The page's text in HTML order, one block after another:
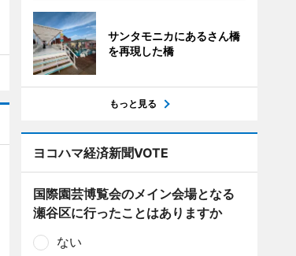
サンタモニカにあるさん橋
を再現した橋
もっと見る
ヨコハマ経済新聞VOTE
国際園芸博覧会のメイン会場となる
瀬谷区に行ったことはありますか
ない